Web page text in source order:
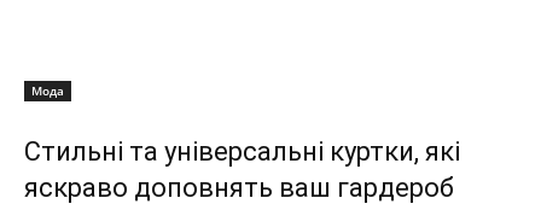
Мода
Стильні та універсальні куртки, які
яскраво доповнять ваш гардероб